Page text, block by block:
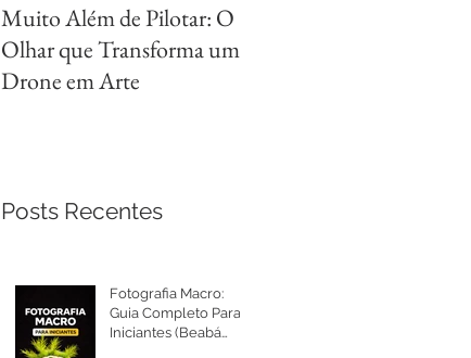
Muito Além de Pilotar: O
Olhar que Transforma um
Drone em Arte
Posts Recentes
Fotografia Macro:
Guia Completo Para
Iniciantes (Beabá